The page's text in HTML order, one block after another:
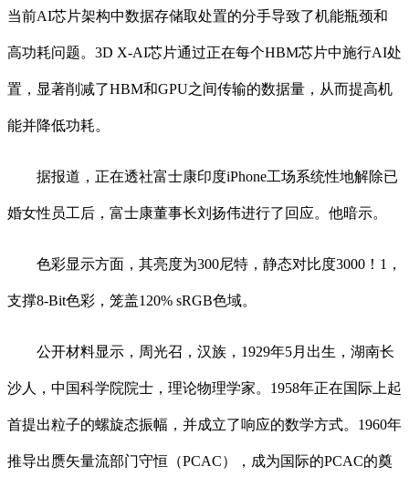
当前AI芯片架构中数据存储取处置的分手导致了机能瓶颈和
高功耗问题。3D X-AI芯片通过正在每个HBM芯片中施行AI处
置，显著削减了HBM和GPU之间传输的数据量，从而提高机
能并降低功耗。
据报道，正在透社富士康印度iPhone工场系统性地解除已
婚女性员工后，富士康董事长刘扬伟进行了回应。他暗示。
色彩显示方面，其亮度为300尼特，静态对比度3000！1，
支撑8-Bit色彩，笼盖120% sRGB色域。
公开材料显示，周光召，汉族，1929年5月出生，湖南长
沙人，中国科学院院士，理论物理学家。1958年正在国际上起
首提出粒子的螺旋态振幅，并成立了响应的数学方式。1960年
推导出赝矢量流部门守恒（PCAC），成为国际的PCAC的奠